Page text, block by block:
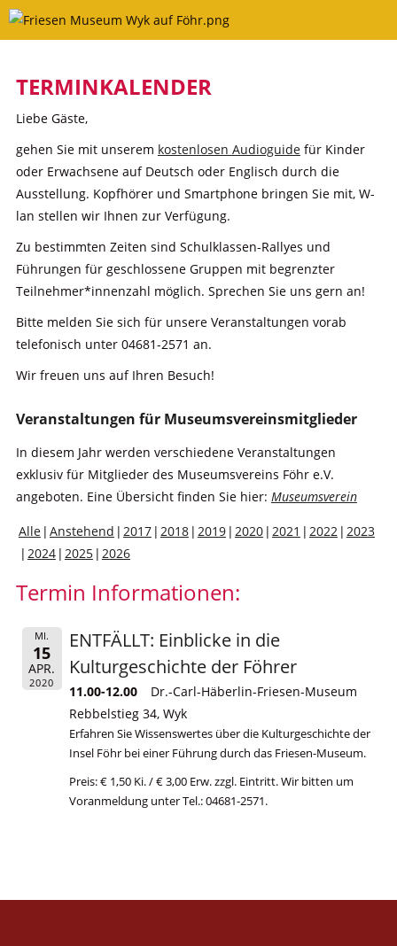
Skip
TERMINKALENDER
Liebe Gäste,
gehen Sie mit unserem kostenlosen Audioguidefür Kinder
oder Erwachsene auf Deutsch oder Englisch durch die
Ausstellung. Kopfhörer und Smartphone bringen Sie mit, W-
lan stellen wir Ihnen zur Verfügung.
Zu bestimmten Zeiten sind Schulklassen-Rallyes und
Führungen für geschlossene Gruppen mit begrenzter
Teilnehmer*innenzahl möglich. Sprechen Sie uns gern an!
Bitte melden Sie sich für unsere Veranstaltungen vorab
telefonisch unter 04681-2571 an.
Wir freuen uns auf Ihren Besuch!
Veranstaltungen für Museumsvereinsmitglieder
In diesem Jahr werden verschiedene Veranstaltungen
exklusiv für Mitglieder des Museumsvereins Föhr e.V.
angeboten. Eine Übersicht finden Sie hier: Museumsverein
Alle Anstehend 2017 2018 2019 2020 2021 2022
2023
2024 2025 2026
Termin Informationen:
MI.
15
APR.
2020
ENTFÄLLT: Einblicke in die
Kulturgeschichte der Föhrer
11.00-12.00
Dr.-Carl-Häberlin-Friesen-Museum
Rebbelstieg 34, Wyk
Erfahren Sie Wissenswertes über die Kulturgeschichte der
Insel Föhr bei einer Führung durch das Friesen-Museum.
Preis: € 1,50 Ki. / € 3,00 Erw. zzgl. Eintritt. Wir bitten um
Voranmeldung unter Tel.: 04681-2571.